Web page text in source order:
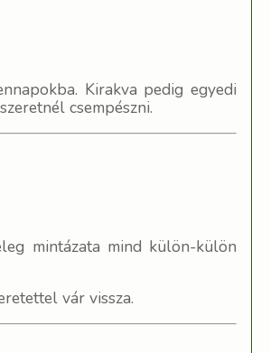
Kirakva pedig egyedi
csempészni.
mintázata mind külön-külön
vár vissza.